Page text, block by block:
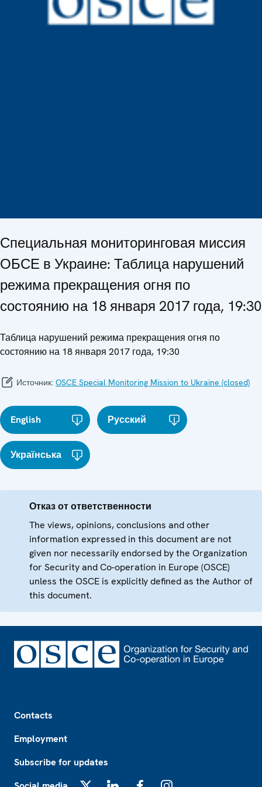
Специальная мониторинговая миссия
ОБСЕ в Украине: Таблица нарушений
режима прекращения огня по
состоянию на 18 января 2017 года, 19:30
Таблица нарушений режима прекращения огня по
состоянию на 18 января 2017 года, 19:30
Источник: OSCE Special Monitoring Mission to Ukraine (closed)
English Русский
Українська
Отказ от ответственности
The views, opinions, conclusions and other
information expressed in this document are not
given nor necessarily endorsed by the Organization
for Security and Co-operation in Europe (OSCE)
unless the OSCE is explicitly defined as the Author of
this document.
Contacts
Employment
Subscribe for updates